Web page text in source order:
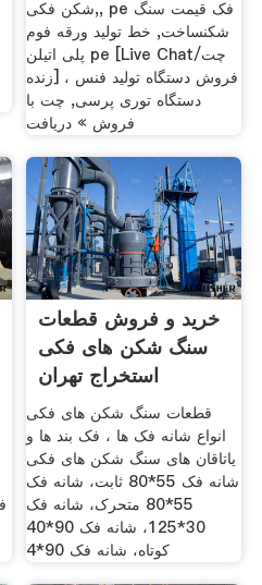
شکن فکی,, pe فک قیمت سنگ
شکنساخت, خط تولید ورقه فوم
پلی اتیلن pe [Live Chat/چت
زنده] فروش دستگاه تولید فنس ،
دستگاه توری پرسی, چت با
فروش » دریافت
خرید و فروش قطعات
سنگ شکن های فکی
استخراج تهران
قطعات سنگ شکن های فکی
انواع شانه فک ها ، فک بند ها و
یاتاقان های سنگ شکن های فکی
شانه فک 55*80 ثابت، شانه فک
55*80 متحرک، شانه فک
30*125، شانه فک 90*40
کوتاه، شانه فک 90*4